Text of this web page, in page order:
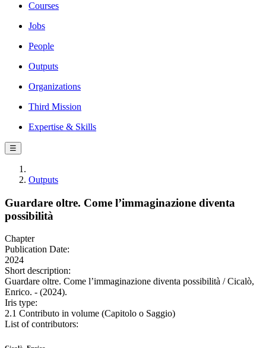
Courses
Jobs
People
Outputs
Organizations
Third Mission
Expertise & Skills
☰
Outputs
Guardare oltre. Come l’immaginazione diventa
possibilità
Chapter
Publication Date:
2024
Short description:
Guardare oltre. Come l’immaginazione diventa possibilità / Cicalò,
Enrico. - (2024).
Iris type:
2.1 Contributo in volume (Capitolo o Saggio)
List of contributors: